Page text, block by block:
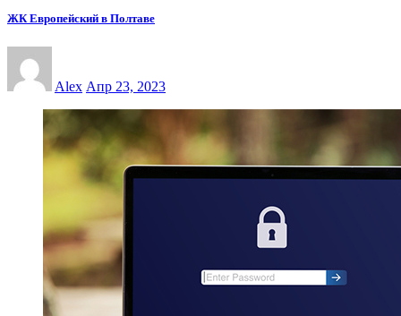
ЖК Европейский в Полтаве
Alex Апр 23, 2023